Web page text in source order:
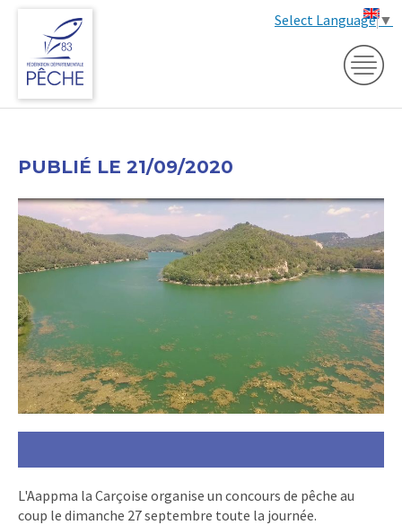
Select Language▼
PUBLIÉ LE 21/09/2020
L'Aappma la Carçoise organise un concours de pêche au
coup le dimanche 27 septembre toute la journée.